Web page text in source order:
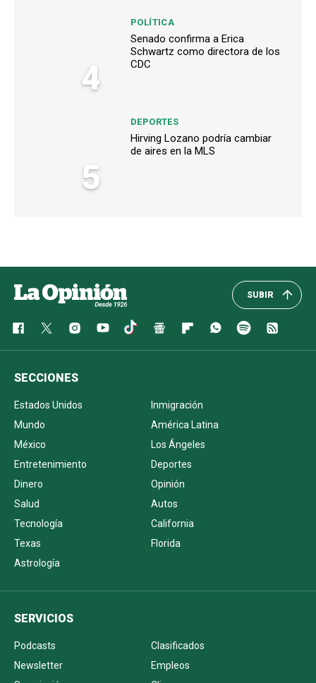
4
POLÍTICA
Senado confirma a Erica
Schwartz como directora de los
CDC
5
DEPORTES
Hirving Lozano podría cambiar
de aires en la MLS
SUBIR
SECCIONES
Estados Unidos
Inmigración
Mundo
América Latina
México
Los Ángeles
Entretenimiento
Deportes
Dinero
Opinión
Salud
Autos
Tecnología
California
Texas
Florida
Astrología
SERVICIOS
Podcasts
Clasificados
Newsletter
Empleos